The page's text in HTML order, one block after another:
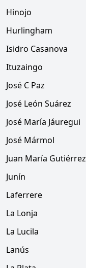
Hinojo
Hurlingham
Isidro Casanova
Ituzaingo
José C Paz
José León Suárez
José María Jáuregui
José Mármol
Juan María Gutiérrez
Junín
Laferrere
La Lonja
La Lucila
Lanús